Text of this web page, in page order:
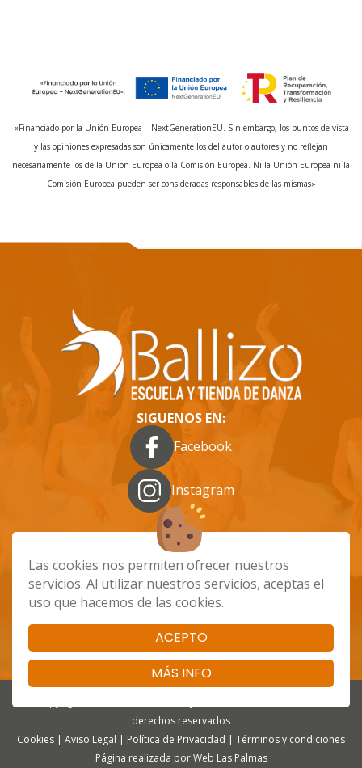
Las cookies nos permiten ofrecer nuestros
servicios. Al utilizar nuestros servicios, aceptas el
uso que hacemos de las cookies.
ACEPTO
MÁS INFO
«Financiado por la Unión Europea – NextGenerationEU. Sin embargo, los puntos de vista
y las opiniones expresadas son únicamente los del autor o autores y no reflejan
necesariamente los de la Unión Europea o la Comisión Europea. Ni la Unión Europea ni la
Comisión Europea pueden ser consideradas responsables de las mismas»
SIGUENOS EN:
Facebook
Instagram
info@ballizo.es
661 48 68 89
Calle Batalla de Brunete, 79, Las Palmas de
Gran Canaria
derechos reservados
Cookies | Aviso Legal | Política de Privacidad | Términos y condiciones
Página realizada porWeb Las Palmas